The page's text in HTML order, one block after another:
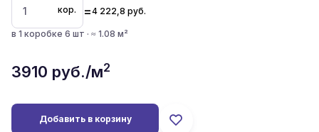
кор. =4 222,8 руб.
в 1 коробке 6 шт · ≈ 1.08 м²
3910 руб./м2
Добавить в корзину